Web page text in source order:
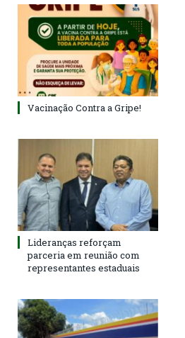
Vacinação Contra a Gripe!
Lideranças reforçam
parceria em reunião com
representantes estaduais